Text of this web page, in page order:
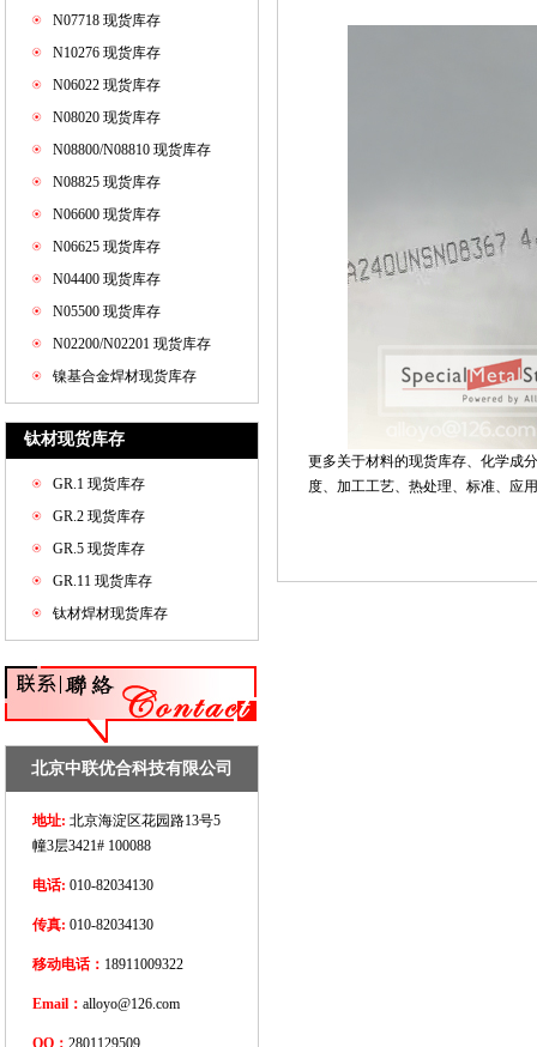
N07718 现货库存
N10276 现货库存
N06022 现货库存
N08020 现货库存
N08800/N08810 现货库存
N08825 现货库存
N06600 现货库存
N06625 现货库存
N04400 现货库存
N05500 现货库存
N02200/N02201 现货库存
镍基合金焊材现货库存
钛材现货库存
GR.1 现货库存
GR.2 现货库存
GR.5 现货库存
GR.11 现货库存
钛材焊材现货库存
北京中联优合科技有限公司
地址: 北京海淀区花园路13号5
幢3层3421# 100088
电话: 010-82034130
传真: 010-82034130
移动电话： 18911009322
Email： alloyo@126.com
QQ： 2801129509
更多关于材料的现货库存、化学成
度、加工工艺、热处理、标准、应